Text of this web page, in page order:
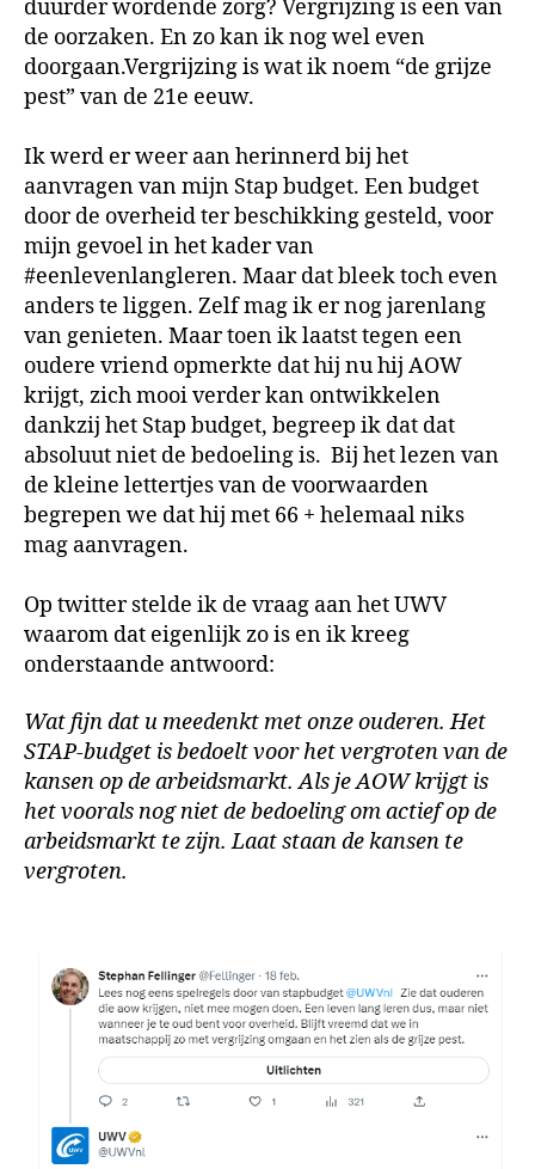
duurder wordende zorg? Vergrijzing is een van
de oorzaken. En zo kan ik nog wel even
doorgaan.Vergrijzing is wat ik noem “de grijze
pest” van de 21e eeuw.
Ik werd er weer aan herinnerd bij het
aanvragen van mijn Stap budget. Een budget
door de overheid ter beschikking gesteld, voor
mijn gevoel in het kader van
#eenlevenlangleren. Maar dat bleek toch even
anders te liggen. Zelf mag ik er nog jarenlang
van genieten. Maar toen ik laatst tegen een
oudere vriend opmerkte dat hij nu hij AOW
krijgt, zich mooi verder kan ontwikkelen
dankzij het Stap budget, begreep ik dat dat
absoluut niet de bedoeling is. Bij het lezen van
de kleine lettertjes van de voorwaarden
begrepen we dat hij met 66 + helemaal niks
mag aanvragen.
Op twitter stelde ik de vraag aan het UWV
waarom dat eigenlijk zo is en ik kreeg
onderstaande antwoord:
Wat fijn dat u meedenkt met onze ouderen. Het
STAP-budget is bedoelt voor het vergroten van de
kansen op de arbeidsmarkt. Als je AOW krijgt is
het voorals nog niet de bedoeling om actief op de
arbeidsmarkt te zijn. Laat staan de kansen te
vergroten.